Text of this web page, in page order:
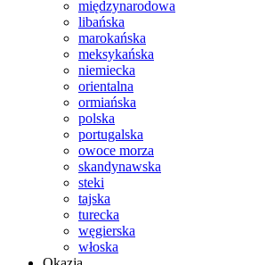
międzynarodowa
libańska
marokańska
meksykańska
niemiecka
orientalna
ormiańska
polska
portugalska
owoce morza
skandynawska
steki
tajska
turecka
węgierska
włoska